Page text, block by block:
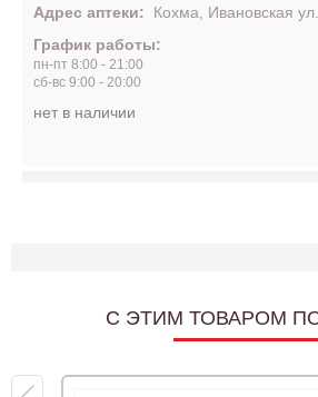
Адрес аптеки:
Кохма, Ивановская
График работы:
пн-пт 8:00 - 21:00
сб-вс 9:00 - 20:00
нет в наличии
C ЭТИМ ТОВАРОМ